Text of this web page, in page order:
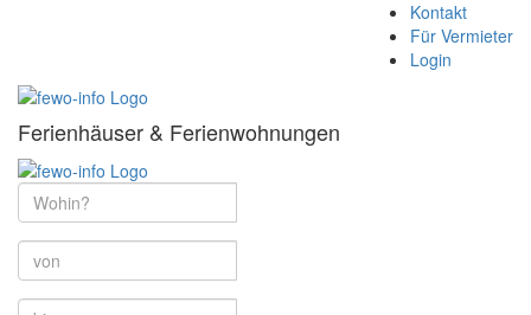
Kontakt
Für Vermieter
Login
Ferienhäuser & Ferienwohnungen